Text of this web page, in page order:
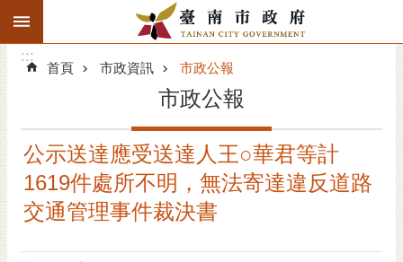
跳到主要內容區塊
搜
階
精彩府城
市府動態
:::
:::
首頁 市政資訊 市政公報
市政公報
公示送達應受送達人王○華君等計
1619件處所不明，無法寄達違反道路
交通管理事件裁決書